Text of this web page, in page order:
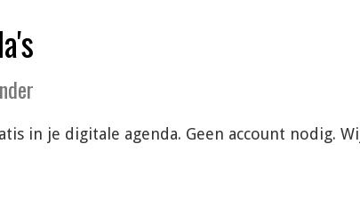
in je digitale agenda. Geen account nodig.